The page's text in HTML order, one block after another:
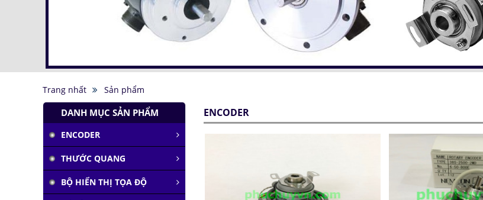
Trang nhất Sản phẩm
ENCODER
DANH MỤC SẢN PHẨM
ENCODER
THƯỚC QUANG
BỘ HIỂN THỊ TỌA ĐỘ
Tàu siêu tốc chạy liên